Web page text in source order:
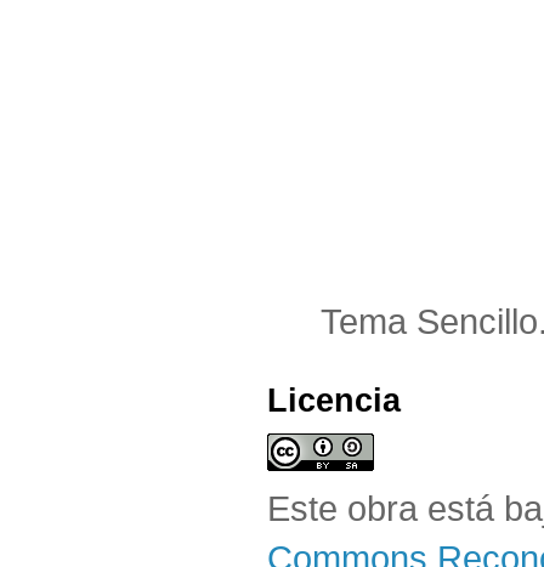
Tema
Licencia
Este obra está
Commons